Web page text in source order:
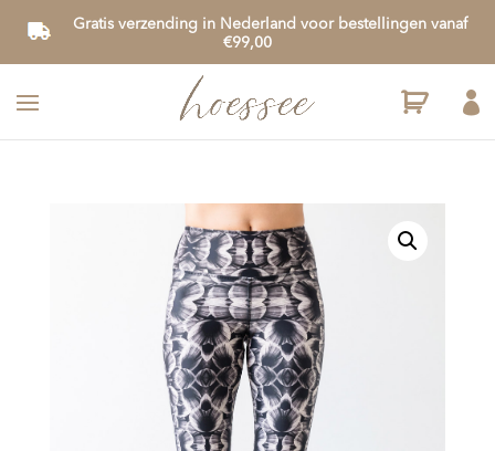
Gratis verzending in Nederland voor bestellingen vanaf
€99,00
